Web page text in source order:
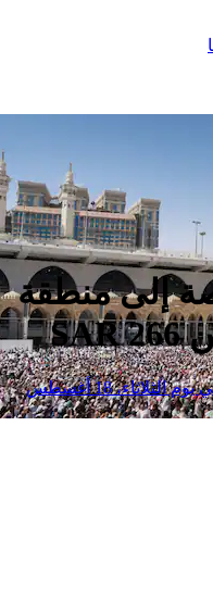
منطقة
عرض رحلة طيران تكلفتها SAR 266 في يوم الثلاثاء، 18 أغسطس